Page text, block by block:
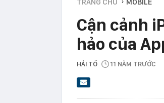
TRANG CHỦ MOBILE
Cận cảnh
hảo của
HẢI TỐ 11 NĂM TRƯỚC